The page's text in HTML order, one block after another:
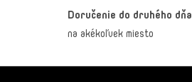
Doručenie do druhého dňa
na akékoľvek miesto
Z